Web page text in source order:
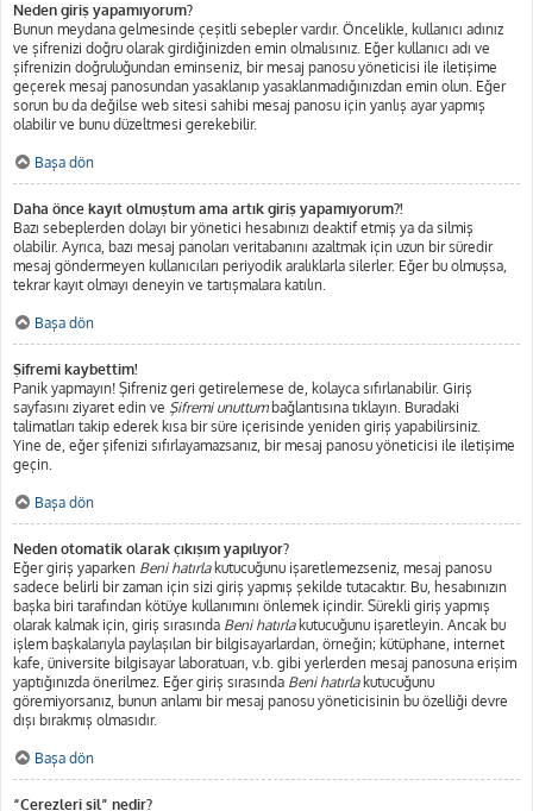
Neden giriş yapamıyorum?
Bunun meydana gelmesinde çeşitli sebepler vardır. Öncelikle, kullanıcı adınız
ve şifrenizi doğru olarak girdiğinizden emin olmalısınız. Eğer kullanıcı adı ve
şifrenizin doğruluğundan eminseniz, bir mesaj panosu yöneticisi ile iletişime
geçerek mesaj panosundan yasaklanıp yasaklanmadığınızdan emin olun. Eğer
sorun bu da değilse web sitesi sahibi mesaj panosu için yanlış ayar yapmış
olabilir ve bunu düzeltmesi gerekebilir.
Başa dön
Daha önce kayıt olmuştum ama artık giriş yapamıyorum?!
Bazı sebeplerden dolayı bir yönetici hesabınızı deaktif etmiş ya da silmiş
olabilir. Ayrıca, bazı mesaj panoları veritabanını azaltmak için uzun bir süredir
mesaj göndermeyen kullanıcıları periyodik aralıklarla silerler. Eğer bu olmuşsa,
tekrar kayıt olmayı deneyin ve tartışmalara katılın.
Başa dön
Şifremi kaybettim!
Panik yapmayın! Şifreniz geri getirelemese de, kolayca sıfırlanabilir. Giriş
sayfasını ziyaret edin ve Şifremi unuttumbağlantısına tıklayın. Buradaki
talimatları takip ederek kısa bir süre içerisinde yeniden giriş yapabilirsiniz.
Yine de, eğer şifenizi sıfırlayamazsanız, bir mesaj panosu yöneticisi ile iletişime
geçin.
Başa dön
Neden otomatik olarak çıkışım yapılıyor?
Eğer giriş yaparken Beni hatırlakutucuğunu işaretlemezseniz, mesaj panosu
sadece belirli bir zaman için sizi giriş yapmış şekilde tutacaktır. Bu, hesabınızın
başka biri tarafından kötüye kullanımını önlemek içindir. Sürekli giriş yapmış
olarak kalmak için, giriş sırasında Beni hatırlakutucuğunu işaretleyin. Ancak bu
işlem başkalarıyla paylaşılan bir bilgisayarlardan, örneğin; kütüphane, internet
kafe, üniversite bilgisayar laboratuarı, v.b. gibi yerlerden mesaj panosuna erişim
yaptığınızda önerilmez. Eğer giriş sırasında Beni hatırlakutucuğunu
göremiyorsanız, bunun anlamı bir mesaj panosu yöneticisinin bu özelliği devre
dışı bırakmış olmasıdır.
Başa dön
“Çerezleri sil” nedir?